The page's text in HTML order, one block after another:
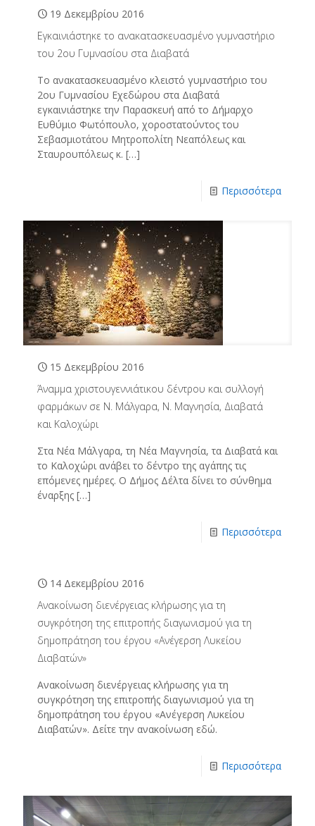
19 Δεκεμβρίου 2016
Εγκαινιάστηκε το ανακατασκευασμένο γυμναστήριο
του 2ου Γυμνασίου στα Διαβατά
Το ανακατασκευασμένο κλειστό γυμναστήριο του
2ου Γυμνασίου Εχεδώρου στα Διαβατά
εγκαινιάστηκε την Παρασκευή από το Δήμαρχο
Ευθύμιο Φωτόπουλο, χοροστατούντος του
Σεβασμιοτάτου Μητροπολίτη Νεαπόλεως και
Σταυρουπόλεως κ. […]
Περισσότερα
15 Δεκεμβρίου 2016
Άναμμα χριστουγεννιάτικου δέντρου και συλλογή
φαρμάκων σε Ν. Μάλγαρα, Ν. Μαγνησία, Διαβατά
και Καλοχώρι
Στα Νέα Μάλγαρα, τη Νέα Μαγνησία, τα Διαβατά και
το Καλοχώρι ανάβει το δέντρο της αγάπης τις
επόμενες ημέρες. Ο Δήμος Δέλτα δίνει το σύνθημα
έναρξης […]
Περισσότερα
14 Δεκεμβρίου 2016
Ανακοίνωση διενέργειας κλήρωσης για τη
συγκρότηση της επιτροπής διαγωνισμού για τη
δημοπράτηση του έργου «Ανέγερση Λυκείου
Διαβατών»
Ανακοίνωση διενέργειας κλήρωσης για τη
συγκρότηση της επιτροπής διαγωνισμού για τη
δημοπράτηση του έργου «Ανέγερση Λυκείου
Διαβατών». Δείτε την ανακοίνωση εδώ.
Περισσότερα